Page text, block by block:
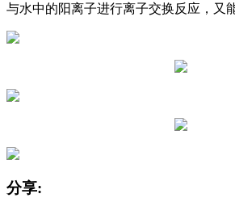
与水中的阳离子进行离子交换反应，又
分享: